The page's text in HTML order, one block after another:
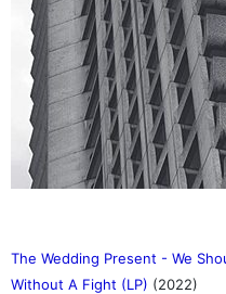
The Wedding Present - We
Without A Fight (LP) (2022)